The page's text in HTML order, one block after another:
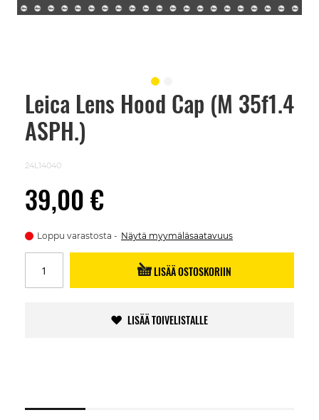
Leica Lens Hood Cap (M 35f1.4
ASPH.)
24L14040
39,00 €
Loppu varastosta Näytä myymäläsaatavuus
LISÄÄ OSTOSKORIIN
LISÄÄ TOIVELISTALLE
Skip
beginning
images